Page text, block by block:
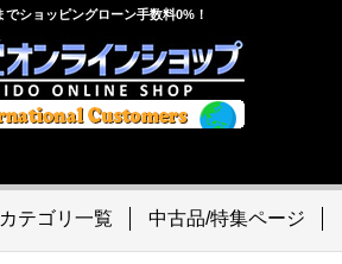
でショッピングローン手数料0%！
テゴリ一覧 中古品/特集ページ